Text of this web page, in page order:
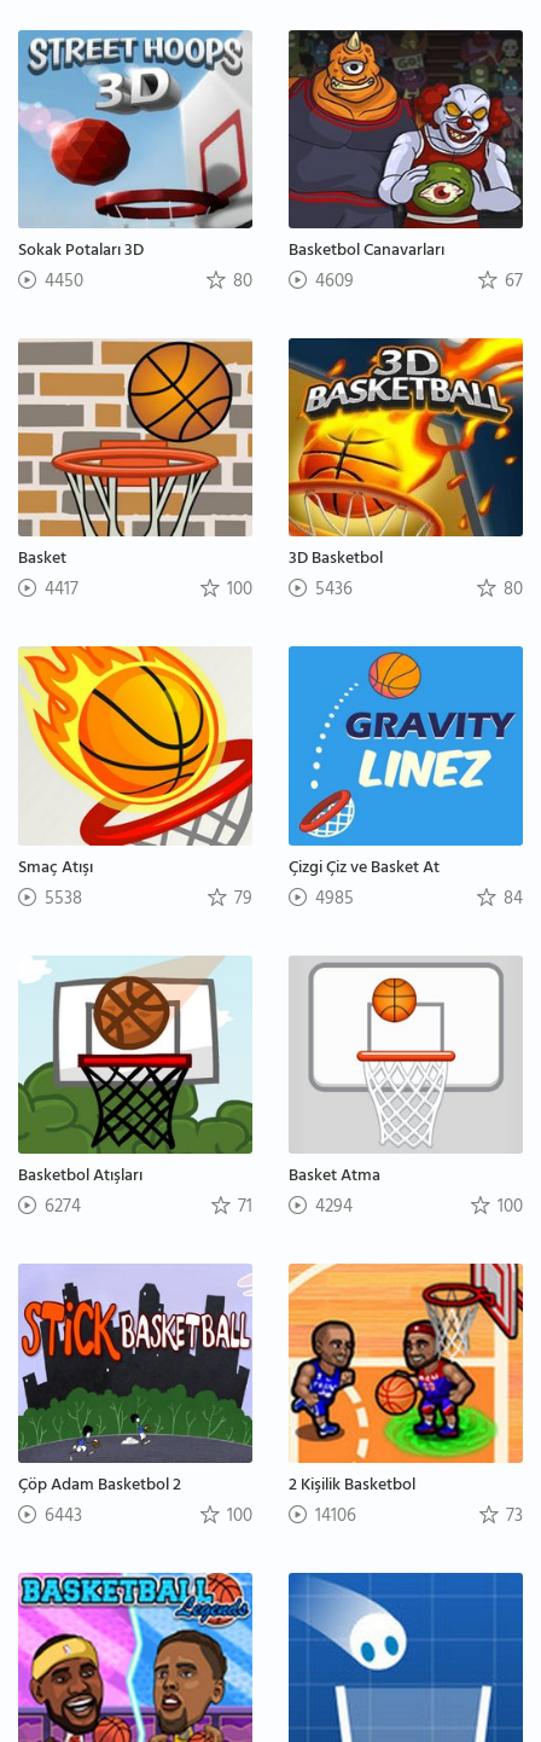
Sokak Potaları 3D
4450 80
Basketbol Canavarları
4609 67
Basket
4417 100
3D Basketbol
5436 80
Smaç Atışı
5538 79
Çizgi Çiz ve Basket At
4985 84
Basketbol Atışları
6274 71
Basket Atma
4294 100
Çöp Adam Basketbol 2
6443 100
2 Kişilik Basketbol
14106 73